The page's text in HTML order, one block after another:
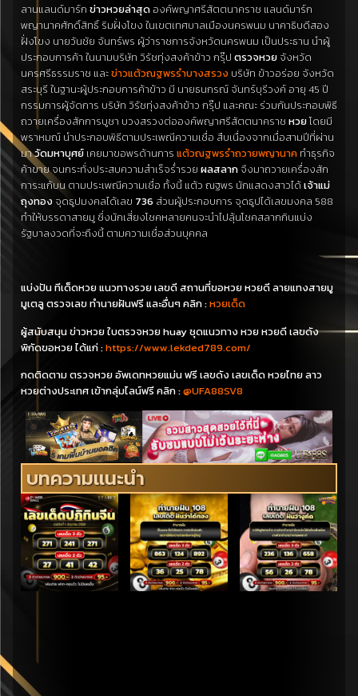
ลานแลนด์มาร์ก ข่าวหวยล่าสุด องค์พญาศรีสัตตนาคราช แลนด์มาร์ก
พญานาคศักดิ์สิทธิ์ ริมฝั่งโขง ในเขตเทศบาลเมืองนครพนม นาคาธิบดีสอง
ฝั่งโขง นายวันชัย จันทร์พร ผู้ว่าราชการจังหวัดนครพนม เป็นประธาน นำผู้
ประกอบการค้า ในนามบริษัท วิรัชทุ่งสงค้าข้าว กรุ๊ป ตรวจหวย จังหวัด
นครศรีธรรมราช และข่าวแต้วณฐพรรำบางสรวง บริษัท ข้าวอร่อย จังหวัด
สระบุรี ในฐานะผู้ประกอบการค้าข้าว มี นายธนกรณ์ จันทร์บุรีวงค์ อายุ 45 ปี
กรรมการผู้จัดการ บริษัท วิรัชทุ่งสงค้าข้าว กรุ๊ป และคณะ ร่วมกันประกอบพิธี
ถวายเครื่องสักการบูชา บวงสรวงต่อองค์พญาศรีสัตตนาคราช หวยโดยมี
พราหมณ์ นำประกอบพิธีตามประเพณีความเชื่อ สืบเนื่องจากเมื่อสามปีที่ผ่าน
มาวัดมหาบุศย์ เคยมาขอพรด้านการ แต้วณฐพรรำถวายพญานาค ทำธุรกิจ
ค้าขาย จนกระทั่งประสบความสำเร็จร่ำรวย ผลสลาก จึงมาถวายเครื่องสัก
การะแก้บน ตามประเพณีความเชื่อ ทั้งนี้ แต้ว ณฐพร นักแสดงสาวได้เจ้าแม่
ถุงทอง จุดธูปมงคลได้เลข 736 ส่วนผู้ประกอบการ จุดธูปได้เลขมงคล 588
ทำให้บรรดาสายมู ซึ่งนักเสี่ยงโชคหลายคนจะนำไปลุ้นโชคสลากกินแบ่ง
รัฐบาลงวดที่จะถึงนี้ ตามความเชื่อส่วนบุคคล
แบ่งปัน ทีเด็ดหวย แนวทางรวย เลขดี สถานที่ขอหวย หวยดี ลายแทงสายมู
มูเตลู ตรวจเลข ทำนายฝันฟรี และอื่นๆ คลิก :หวยเด็ด
ผู้สนับสนุน ข่าวหวย ใบตรวจหวย huay ชุดแนวทาง หวย หวยดี เลขดัง
พิกัดขอหวย ได้แก่ :https://www.lekded789.com/
กดติดตาม ตรวจหวย อัพเดทหวยแม่น ฟรี เลขดัง เลขเด็ด หวยไทย ลาว
หวยต่างประเทศ เข้ากลุ่มไลน์ฟรี คลิก :@UFA88SV8
บทความแนะนำ